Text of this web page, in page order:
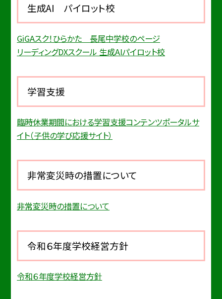
生成AI パイロット校
GiGAスク！ひらかた 長尾中学校のページ
リーディングDXスクール 生成AIパイロット校
学習支援
臨時休業期間における学習支援コンテンツポータルサ
イト（子供の学び応援サイト）
非常変災時の措置について
非常変災時の措置について
令和６年度学校経営方針
令和６年度学校経営方針